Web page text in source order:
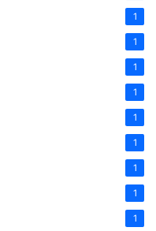
1
1
1
1
1
1
1
1
1